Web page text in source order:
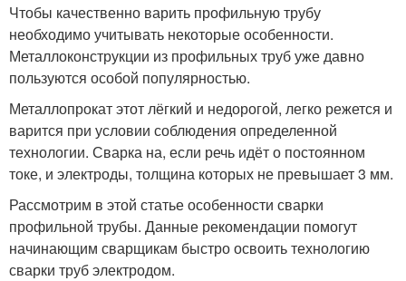
Чтобы качественно варить профильную трубу
необходимо учитывать некоторые особенности.
Металлоконструкции из профильных труб уже давно
пользуются особой популярностью.
Металлопрокат этот лёгкий и недорогой, легко режется и
варится при условии соблюдения определенной
технологии. Сварка на, если речь идёт о постоянном
токе, и электроды, толщина которых не превышает 3 мм.
Рассмотрим в этой статье особенности сварки
профильной трубы. Данные рекомендации помогут
начинающим сварщикам быстро освоить технологию
сварки труб электродом.